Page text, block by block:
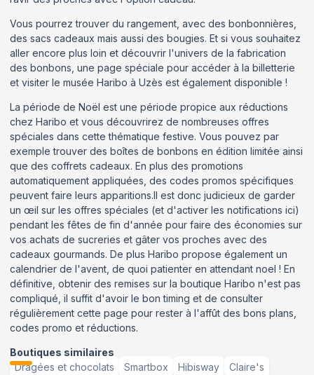
Vous pourrez trouver du rangement, avec des bonbonnières,
des sacs cadeaux mais aussi des bougies. Et si vous souhaitez
aller encore plus loin et découvrir l'univers de la fabrication
des bonbons, une page spéciale pour accéder à la billetterie
et visiter le musée Haribo à Uzès est également disponible !
La période de Noël est une période propice aux réductions
chez Haribo et vous découvrirez de nombreuses offres
spéciales dans cette thématique festive. Vous pouvez par
exemple trouver des boîtes de bonbons en édition limitée ainsi
que des coffrets cadeaux. En plus des promotions
automatiquement appliquées, des codes promos spécifiques
peuvent faire leurs apparitions.Il est donc judicieux de garder
un œil sur les offres spéciales (et d'activer les notifications ici)
pendant les fêtes de fin d'année pour faire des économies sur
vos achats de sucreries et gâter vos proches avec des
cadeaux gourmands. De plus Haribo propose également un
calendrier de l'avent, de quoi patienter en attendant noel ! En
définitive, obtenir des remises sur la boutique Haribo n'est pas
compliqué, il suffit d'avoir le bon timing et de consulter
régulièrement cette page pour rester à l'affût des bons plans,
codes promo et réductions.
Boutiques similaires
Dragées et chocolats
Smartbox Hibisway Claire's